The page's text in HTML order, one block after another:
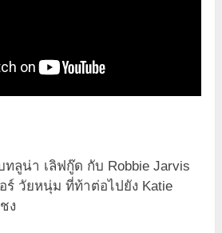
ทลูน่า เลิฟกู๊ด กับ Robbie Jarvis
ร์ วัยหนุ่ม ที่ท้าต่อไปยัง Katie
ง